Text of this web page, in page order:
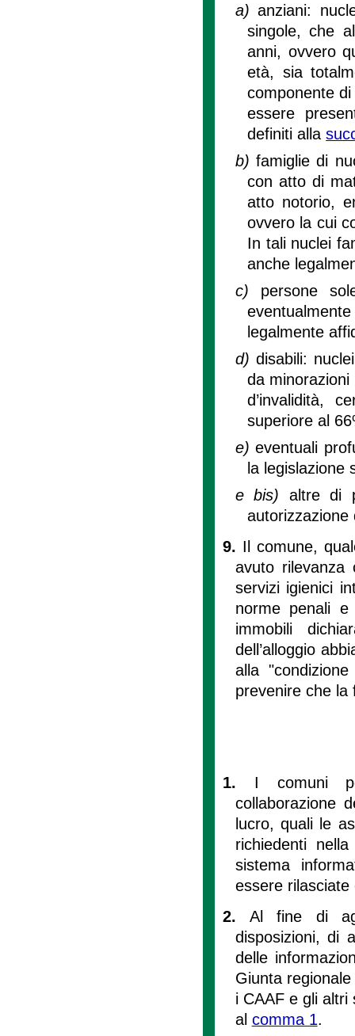
a)anziani:
singole, che
anni, ovvero
età, sia
componente
essere
definiti alla
b)famiglie di
con atto di
atto notorio,
ovvero la cui
In tali nuclei
anche
c) persone
legalmente
d) disabili:
da
d’invalidità,
superiore al
e)eventuali
la legislazione
e bis) altre di
9. Il comune,
avuto rilevanza
servizi igienici
norme penali
immobili
dell’alloggio
alla
prevenire che la
1. I comuni
collaborazione
lucro, quali le
richiedenti
sistema
essere
2.Al fine di
disposizioni, di
delle
Giunta
i CAAF e gli altri
al comma 1.